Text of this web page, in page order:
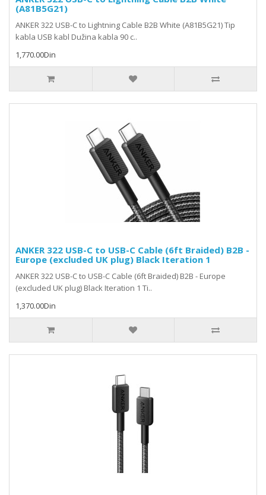
(A81B5G21)
ANKER 322 USB-C to Lightning Cable B2B White (A81B5G21) Tip
kabla USB kabl Dužina kabla 90 c..
1,770.00Din
ANKER 322 USB-C to USB-C Cable (6ft Braided) B2B -
Europe (excluded UK plug) Black Iteration 1
ANKER 322 USB-C to USB-C Cable (6ft Braided) B2B - Europe
(excluded UK plug) Black Iteration 1 Ti..
1,370.00Din